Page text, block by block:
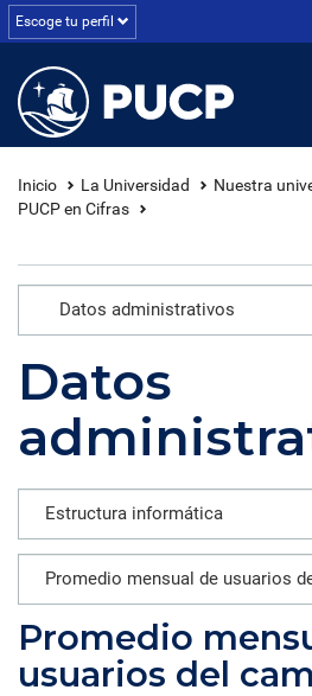
Escoge tu perfil
Inicio La Universidad
Nuestra
PUCP en Cifras
Datos
Promedio
usuarios del